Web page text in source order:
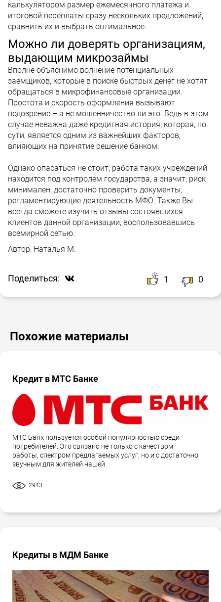
калькулятором размер ежемесячного платежа и
итоговой переплаты сразу нескольких предложений,
сравнить их и выбрать оптимальное.
Можно ли доверять организациям,
выдающим микрозаймы
Вполне объяснимо волнение потенциальных
заемщиков, которые в поиске быстрых денег не хотят
обращаться в микрофинансовые организации.
Простота и скорость оформления вызывают
подозрение – а не мошенничество ли это. Ведь в этом
случае неважна даже кредитная история, которая, по
сути, является одним из важнейших факторов,
влияющих на принятие решение банком.
Однако опасаться не стоит, работа таких учреждений
находится под контролем государства, а значит, риск
минимален, достаточно проверить документы,
регламентирующие деятельность МФО. Также Вы
всегда сможете изучить отзывы состоявшихся
клиентов данной организации, воспользовавшись
всемирной сетью.
Автор: Наталья М.
Поделиться: 1 0
Похожие материалы
Кредит в МТС Банке
МТС Банк пользуется особой популярностью среди
потребителей. Это связано не только с качеством
работы, спектром предлагаемых услуг, но и с достаточно
звучным для жителей нашей
2943
Кредиты в МДМ Банке